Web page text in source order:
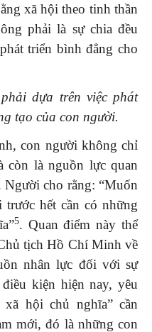
xã hội theo tinh thần
phải là sự chia đều
triển bình đẳng cho
dựa trên việc phát
tạo của con người.
con người không chỉ
còn là nguồn lực quan
Người cho rằng: “Muốn
hết cần có những
5. Quan điểm này thể
tịch Hồ Chí Minh về
nhân lực đối với sự
kiện hiện nay, yêu
hội chủ nghĩa” cần
mới, đó là những con